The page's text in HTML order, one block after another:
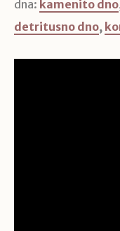
dna: kamenito dno
detritusno dno,